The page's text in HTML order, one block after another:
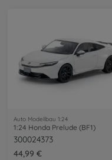
Auto Modellbau 1:24
1:24 Honda Prelude (BF1)
300024373
44,99 €